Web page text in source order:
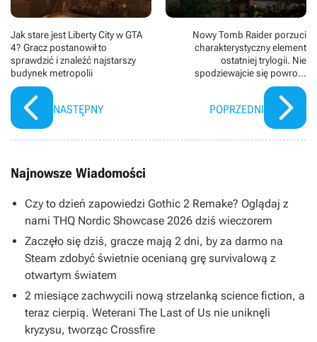
Jak stare jest Liberty City w GTA
4? Gracz postanowił to
sprawdzić i znaleźć najstarszy
budynek metropolii
NASTĘPNY
Nowy Tomb Raider porzuci
charakterystyczny element
ostatniej trylogii. Nie
spodziewajcie się powrotu
surowej brutalności
POPRZEDNI
Najnowsze Wiadomości
Czy to dzień zapowiedzi Gothic 2 Remake? Oglądaj z
nami THQ Nordic Showcase 2026 dziś wieczorem
Zaczęło się dziś, gracze mają 2 dni, by za darmo na
Steam zdobyć świetnie ocenianą grę survivalową z
otwartym światem
2 miesiące zachwycili nową strzelanką science fiction, a
teraz cierpią. Weterani The Last of Us nie uniknęli
kryzysu, tworząc Crossfire